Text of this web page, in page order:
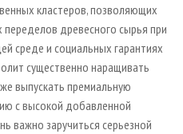
кластеров, позволяющих
древесного сырья при
среде и социальных гарантиях
существенно наращивать
выпускать премиальную
с высокой добавленной
важно заручиться серьезной